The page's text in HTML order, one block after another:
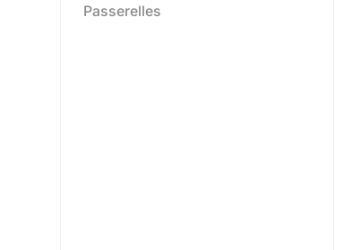
Passerelles‍